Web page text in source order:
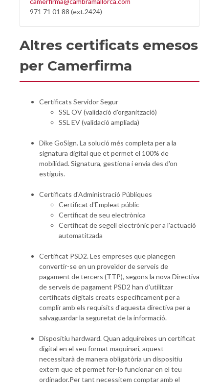
971 71 01 88 (ext.2424)
Altres certificats emesos
per Camerfirma
Certificats Servidor Segur
SSL OV (validació d'organització)
SSL EV (validació ampliada)
Dike GoSign. La solució més completa per a la
signatura digital que et permet el 100% de
mobilidad. Signatura, gestiona i envia des d'on
estiguis.
Certificats d'Administració Públiques
Certificat d'Empleat públic
Certificat de seu electrònica
Certificat de segell electrònic per a l'actuació
automatitzada
Certificat PSD2. Les empreses que planegen
convertir-se en un proveïdor de serveis de
pagament de tercers (TTP), segons la nova Directiva
de serveis de pagament PSD2 han d'utilitzar
certificats digitals creats específicament per a
complir amb els requisits d'aquesta directiva per a
salvaguardar la seguretat de la informació.
Dispositiu hardward. Quan adquireixes un certificat
digital en el seu format maquinari, aquest
necessitarà de manera obligatòria un dispositiu
extern que et permet fer-lo funcionar en el teu
ordinador.Per tant necessitem comptar amb el